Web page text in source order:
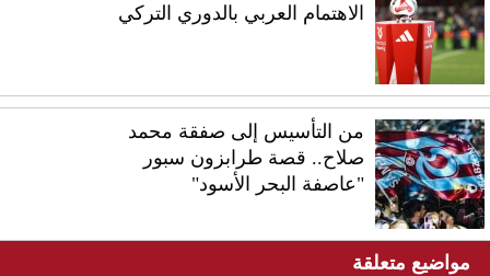
الاهتمام العربي بالدوري التركي
من التأسيس إلى صفقة محمد
صلاح.. قصة طرابزون سبور
"عاصفة البحر الأسود"
مواضيع متعلقة